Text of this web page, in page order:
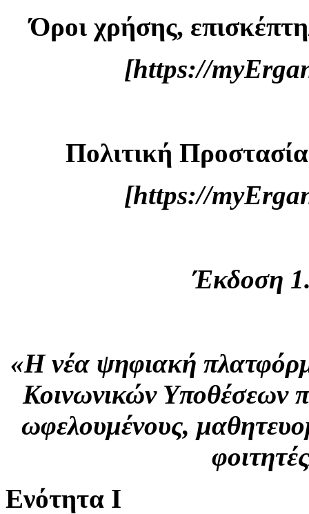
Όροι χρήσης,
[https://
Πολιτική
[https://
Έκδοση
«H νέα ψηφιακή
Κοινωνικών Υποθέσεων
ωφελουμένους,
Ενότητα Ι